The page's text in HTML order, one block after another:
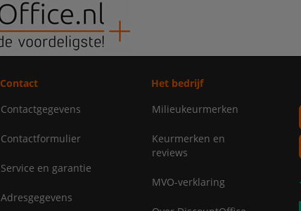
Contact
Contactgegevens
Contactformulier
Service en garantie
Adresgegevens
Het bedrijf
Milieukeurmerken
Keurmerken en
reviews
MVO-verklaring